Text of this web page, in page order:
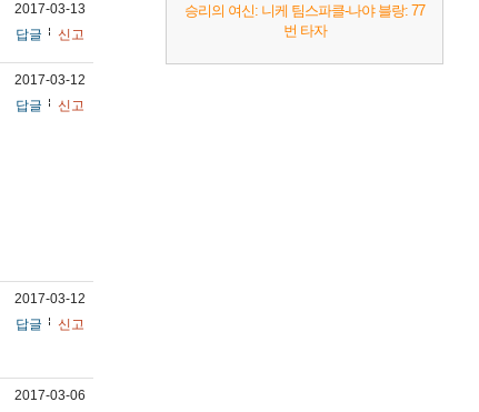
2017-03-13
답글
신고
2017-03-12
답글
신고
2017-03-12
답글
신고
2017-03-06
승리의 여신: 니케 팀스파클-나야 블랑: 77
번 타자